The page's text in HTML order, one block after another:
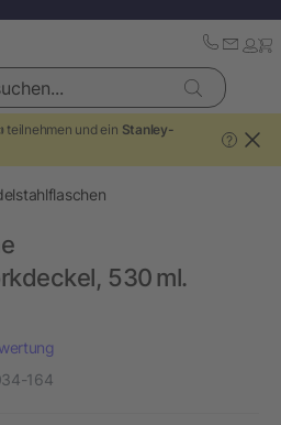
und ein Stanley-
?
530 ml.
164